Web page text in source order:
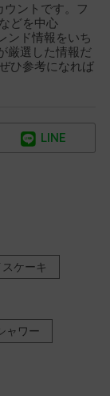
ントです。フ
どを中心
ンド情報をいち
厳選した情報だ
ひ参考になれば
LINE
スケーキ
ャワー